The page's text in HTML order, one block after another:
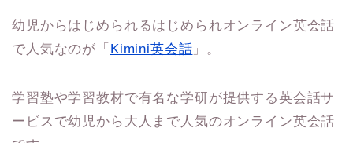
幼児からはじめられるはじめられオンライン英会話
で人気なのが「 Kimini英会話 」。
学習塾や学習教材で有名な学研が提供する英会話サ
ービスで幼児から大人まで人気のオンライン英会話